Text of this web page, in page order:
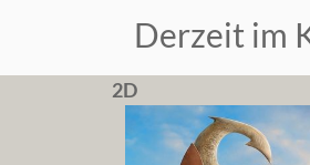
Derzeit im
2D